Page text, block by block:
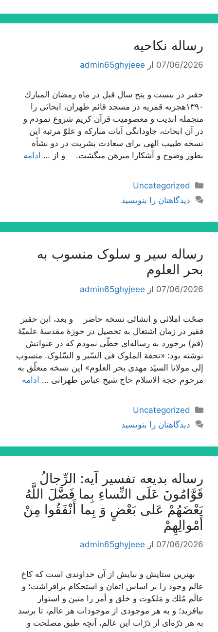
رساله نکاحیه
07/06/2026 از admin65ghyjeee
حقیر در بیست و پنج سال قبل در ماه رمضان المبارك
١٣٩٠هجریه قمریه در مسجد قائم طهران، ابحاثى را
منجمله ابدیت و معصومیت قرآن كریم شروع نمودم و
در آن ابحاث، جاودانگى آیات مباركه و علوّ مرتبه این
نسخه طبیب الهى براى سعادت بشریت در دو نشأه
بطور وضوح و آشكارا مبرهن میگشت. و از … ادامه
دسته‌ها
Uncategorized
دیدگاهتان را بنویسید
رساله سیر و سلوک منسوب به
بحر العلوم
07/06/2026 از admin65ghyjeee
صحّت املائی و انشائی نسخه حاضر و بعد، این حقیر
فقیر در زمان اشتغال به تحصیل در حوزۀ مقدسۀ علمیّۀ
(قم) برخورد به رساله‌اى خطّى نمودم که در عنوانش
نوشته بود: «تحفة الملوک فی السّیر و السّلوک. منسوب
إلى مولانا السیّد مهدى بحر العلوم» این نسخه متعلّق به
مرحوم حجة الاسلام حاج شیخ عباس طهرانى … ادامه
دسته‌ها
Uncategorized
دیدگاهتان را بنویسید
رساله بدیعه تفسیر آیه: الرِّجالُ
قَوَّامُونَ عَلَى النِّساءِ بِما فَضَّلَ اللَّهُ
بَعْضَهُمْ عَلى‌ بَعْضٍ وَ بِما أَنْفَقُوا مِنْ
أَمْوالِهِمْ‌
07/06/2026 از admin65ghyjeee
بهترین ستایش و نیایش از آن خداوندى است كه كاخ
عالم وجود را بر اساس اتقان و استحكام برافراشت؛ و
عالَم مُلك و مَلكوت و خلق و أمر را متین و استوار
بیافرید؛ و به هر موجودى از موجودات هر عالم، تا برسد
به هر ذرّه‌اى از ذرّات این عالم، آنچه طبق مصلحت و